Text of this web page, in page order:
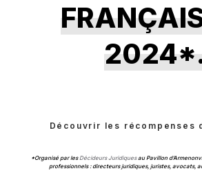
Découvrir les récompenses
*Organisé par lesDécideurs Juridiquesau Pavillon
professionnels : directeurs juridiques, juristes, avocats,